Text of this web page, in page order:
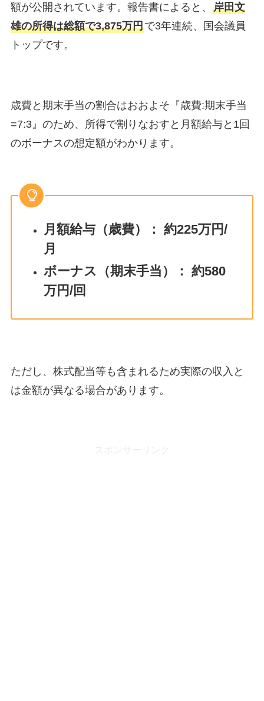
額が公開されています。報告書によると、 岸田文
雄の所得は総額で3,875万円で3年連続、国会議員
トップです。
歳費と期末手当の割合はおおよそ『歳費:期末手当
=7:3』のため、所得で割りなおすと月額給与と1回
のボーナスの想定額がわかります。
月額給与（歳費）： 約225万円/
月
ボーナス（期末手当）： 約580
万円/回
ただし、株式配当等も含まれるため実際の収入と
は金額が異なる場合があります。